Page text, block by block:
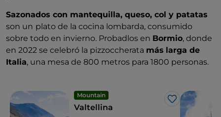
Sazonados con mantequilla, queso, col y patatas
son un plato de la cocina lombarda, consumido
sobre todo en invierno. Probadlos en Bormio, donde
en 2022 se celebró la pizzoccherata más larga de
Italia, una mesa de 800 metros para 1800 personas.
Mountain
Me gusta
Valtellina